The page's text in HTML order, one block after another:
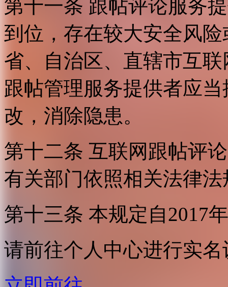
第十一条 跟帖评论服务
到位，存在较大安全风
省、自治区、直辖市互
跟帖管理服务提供者应
改，消除隐患。
第十二条 互联网跟帖评
有关部门依照相关法律
第十三条 本规定自2017
请前往个人中心进行实名